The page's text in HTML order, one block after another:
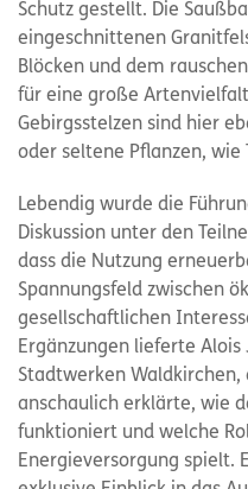
Schutz gestellt. Die
eingeschnittenen
Blöcken und dem
für eine große
Gebirgsstelzen sind hier
oder seltene Pflanzen,
Lebendig wurde die
Diskussion unter den
dass die Nutzung
Spannungsfeld zwischen
gesellschaftlichen
Ergänzungen lieferte
Stadtwerken
anschaulich erklärte, wie
funktioniert und welche
Energieversorgung spielt.